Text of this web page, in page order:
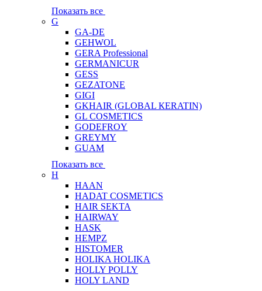
Показать все
G
GA-DE
GEHWOL
GERA Professional
GERMANICUR
GESS
GEZATONE
GIGI
GKHAIR (GLOBAL КЕRATIN)
GL COSMETICS
GODEFROY
GREYMY
GUAM
Показать все
H
HAAN
HADAT COSMETICS
HAIR SEKTA
HAIRWAY
HASK
HEMPZ
HISTOMER
HOLIKA HOLIKA
HOLLY POLLY
HOLY LAND